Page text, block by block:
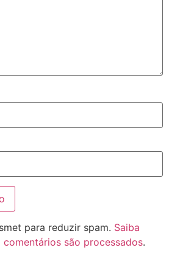
para reduzir spam. Saiba
são processados.